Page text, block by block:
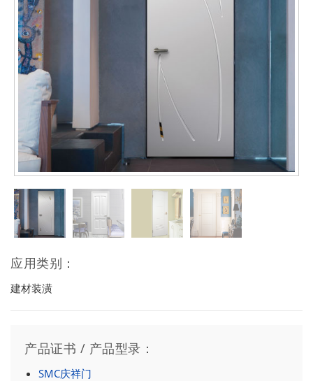
应用类别：
建材装潢
产品证书 / 产品型录：
SMC庆祥门